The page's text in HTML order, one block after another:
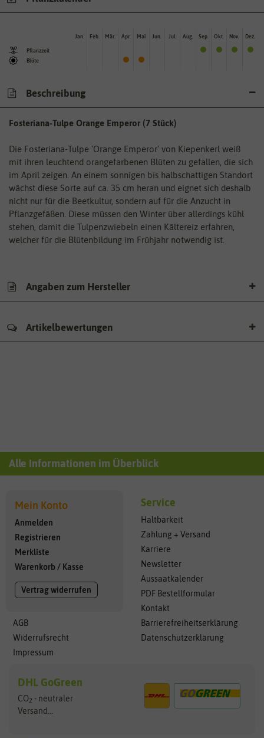
Pflanzzeit
Blüte
Jan. Feb. Mär. Apr. Mai Jun. Jul. Aug. Sep. Okt. Nov. Dez.
Beschreibung
Fosteriana-Tulpe Orange Emperor (7 Stück)
Die Fosteriana-Tulpe 'Orange Emperor' von Kiepenkerl weiß
mit ihren leuchtend orangefarbenen Blüten zu gefallen, die sich
im April zeigen. An einem sonnigen bis halbschattigen Standort
wächst diese Sorte auf ca. 35 cm heran und eignet sich deshalb
nicht nur für die Beetkultur, sondern auf für die Anzucht in
Pflanzgefäßen. Diese müssen den Winter über allerdings kühl
stehen, damit die Tulpenzwiebeln einen Kältereiz erfahren,
welcher für die Blütenbildung im Frühjahr notwendig ist.
Angaben zum Hersteller
Artikelbewertungen
Alle Informationen im Überblick
Mein Konto
Anmelden
Registrieren
Merkliste
Warenkorb / Kasse
Vertrag widerrufen
AGB
Widerrufsrecht
Impressum
Service
Haltbarkeit
Zahlung + Versand
Karriere
Newsletter
Aussaatkalender
PDF Bestellformular
Kontakt
Barrierefreiheitserklärung
Datenschutzerklärung
DHL GoGreen
CO2 - neutraler
Versand...